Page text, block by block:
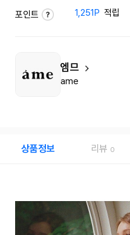
포인트 1,251P 적립
엠므
ame
상품정보 리뷰 0